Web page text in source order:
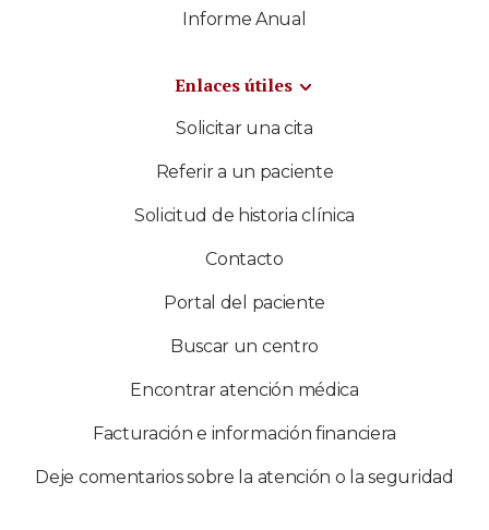
Informe Anual
Enlaces útiles
Solicitar una cita
Referir a un paciente
Solicitud de historia clínica
Contacto
Portal del paciente
Buscar un centro
Encontrar atención médica
Facturación e información financiera
Deje comentarios sobre la atención o la seguridad